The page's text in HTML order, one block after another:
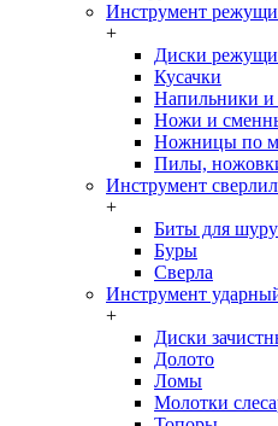
Инструмент
+
Диски
Кусачки
Напильники и
Ножи и
Ножницы по
Пилы,
Инструмент
+
Биты для
Буры
Сверла
Инструмент
+
Диски
Долото
Ломы
Молотки